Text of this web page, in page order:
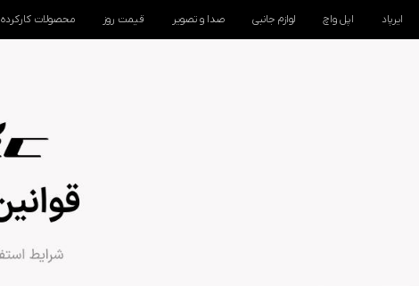
ایرپاد اپل واچ لوازم جانبی صدا و تصویر قیمت روز محصولات کارکرده